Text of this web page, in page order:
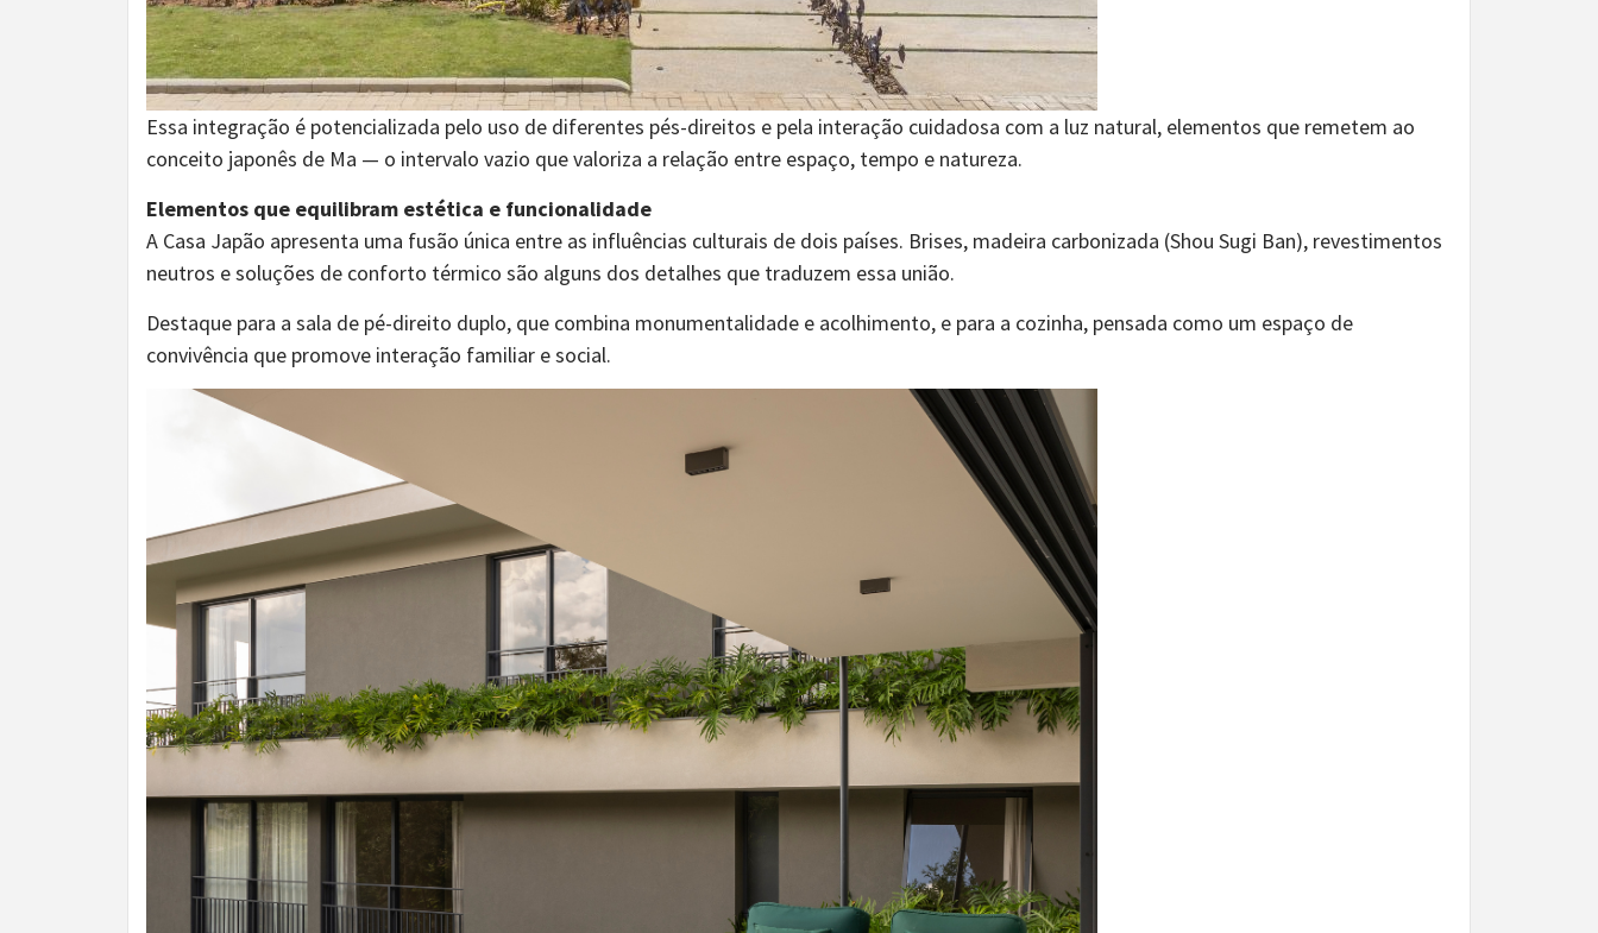
Essa integração é potencializada pelo uso de diferentes pés-direitos e pela interação cuidadosa com a luz natural, elementos que remetem ao
conceito japonês de Ma — o intervalo vazio que valoriza a relação entre espaço, tempo e natureza.
Elementos que equilibram estética e funcionalidade
A Casa Japão apresenta uma fusão única entre as influências culturais de dois países. Brises, madeira carbonizada (Shou Sugi Ban), revestimentos
neutros e soluções de conforto térmico são alguns dos detalhes que traduzem essa união.
Destaque para a sala de pé-direito duplo, que combina monumentalidade e acolhimento, e para a cozinha, pensada como um espaço de
convivência que promove interação familiar e social.